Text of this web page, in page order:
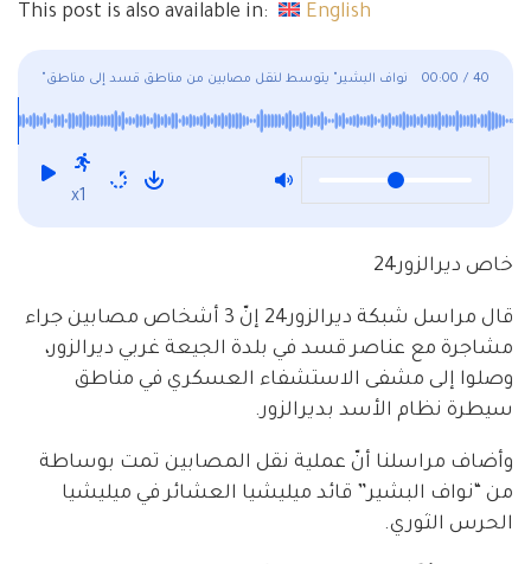
This post is also available in: English
"نواف البشير" يتوسط لنقل مصابين من مناطق قسد إلى مناطق
الأسد بدير الزور
00:00 / 40
x1
خاص ديرالزور24
قال مراسل شبكة ديرالزور24 إنّ 3 أشخاص مصابين جراء
مشاجرة مع عناصر قسد في بلدة الجيعة غربي ديرالزور،
وصلوا إلى مشفى الاستشفاء العسكري في مناطق
سيطرة نظام الأسد بديرالزور.
وأضاف مراسلنا أنّ عملية نقل المصابين تمت بوساطة
من “نواف البشير” قائد ميليشيا العشائر في ميليشيا
الحرس الثوري.